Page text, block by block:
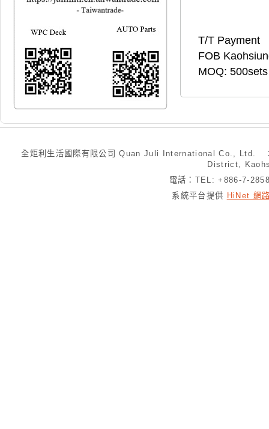
T/T Payment
FOB
MOQ: 500sets
全炬利生活國際有限公司 Quan Juli International Co., Ltd.
District,
電話：TEL: +886-7-
系統平台提供 HiNet 網